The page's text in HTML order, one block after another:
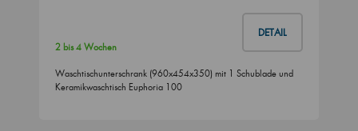
DETAIL
2 bis 4 Wochen
Waschtischunterschrank (960x454x350) mit 1 Schublade und
Keramikwaschtisch Euphoria 100